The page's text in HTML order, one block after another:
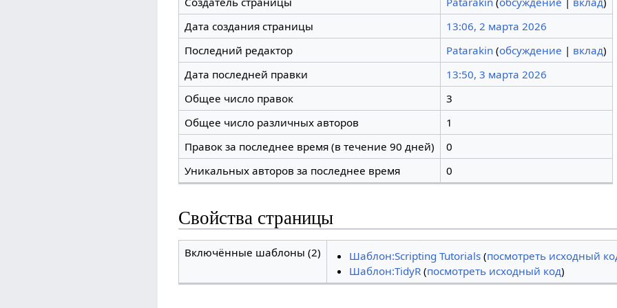
Дата создания страницы
13:06, 2 марта 2026
Последний редактор
Patarakin (обсуждение | вклад)
Дата последней правки
13:50, 3 марта 2026
Общее число правок
3
Общее число различных авторов
1
Правок за последнее время (в течение 90 дней)
0
Уникальных авторов за последнее время
0
Свойства страницы
Включённые шаблоны (2) Шаблон:Scripting Tutorials (посмотреть исходный
Шаблон:TidyR (посмотреть исходный код)